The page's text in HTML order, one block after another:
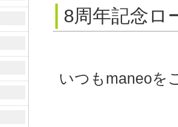
8周年記念ロ
いつもmaneoを